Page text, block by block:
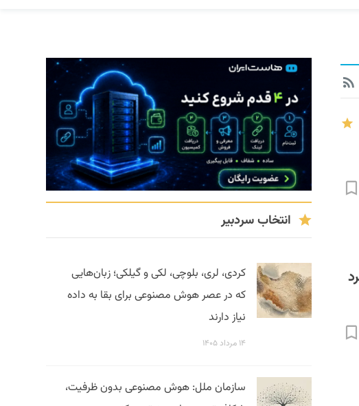
خرد
انتخاب سردبیر
کردی، لری، بلوچی، لکی و گیلکی؛ زبان‌هایی
که در عصر هوش مصنوعی برای بقا به داده
نیاز دارند
۱۴ مرداد ۱۴۰۵
سازمان ملل: هوش مصنوعی بدون ظرفیت،